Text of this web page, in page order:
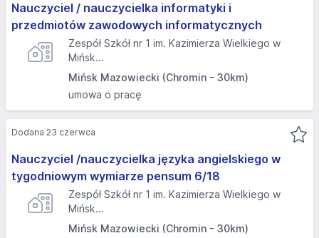
Nauczyciel / nauczycielka informatyki i
przedmiotów zawodowych informatycznych
Zespół Szkół nr 1 im. Kazimierza Wielkiego w
Mińsk...
Mińsk Mazowiecki (Chromin - 30km)
umowa o pracę
Nauczyciel /nauczycielka języka angielskiego w
tygodniowym wymiarze pensum 6/18
Zespół Szkół nr 1 im. Kazimierza Wielkiego w
Mińsk...
Mińsk Mazowiecki (Chromin - 30km)
Dodana 23 czerwca